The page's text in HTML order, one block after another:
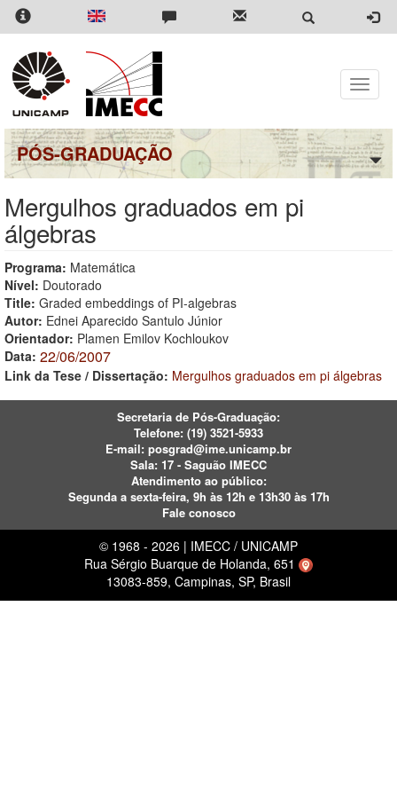
Pular
para
conteúdo
principal
Toggle
PÓS-GRADUAÇÃO
Mergulhos graduados em pi
álgebras
Programa: Matemática
Nível: Doutorado
Title: Graded embeddings of PI-algebras
Autor: Ednei Aparecido Santulo Júnior
Orientador: Plamen Emilov Kochloukov
Data: 22/06/2007
Link da Tese / Dissertação: Mergulhos graduados em pi álgebras
Secretaria de Pós-Graduação:
Telefone: (19) 3521-5933
E-mail: posgrad@ime.unicamp.br
Sala: 17 - Saguão IMECC
Atendimento ao público:
Segunda a sexta-feira, 9h às 12h e 13h30 às 17h
Fale conosco
© 1968 - 2026 | IMECC / UNICAMP
Rua Sérgio Buarque de Holanda, 651
13083-859, Campinas, SP, Brasil